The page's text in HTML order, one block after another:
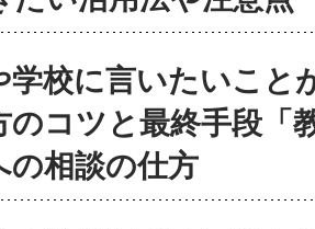
学校に言いたいこと
のコツと最終手段「
の相談の仕方